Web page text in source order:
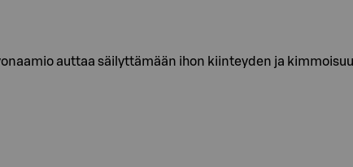
auttaa säilyttämään ihon kiinteyden ja